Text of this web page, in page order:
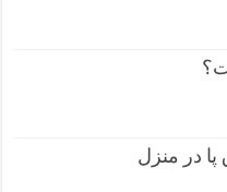
در منزل